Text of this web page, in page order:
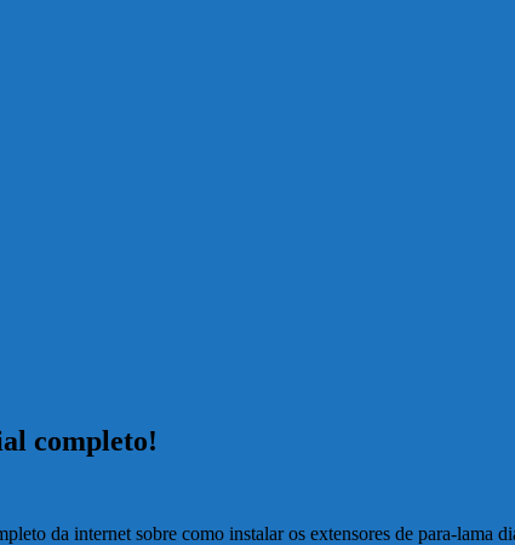
completo!
da internet sobre como instalar os extensores de para-lama